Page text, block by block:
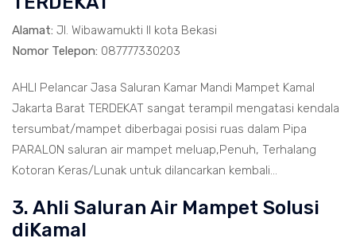
Alamat: Jl. Wibawamukti II kota Bekasi
Nomor Telepon: 087777330203
AHLI Pelancar Jasa Saluran Kamar Mandi Mampet Kamal
Jakarta Barat TERDEKAT sangat terampil mengatasi kendala
tersumbat/mampet diberbagai posisi ruas dalam Pipa
PARALON saluran air mampet meluap,Penuh, Terhalang
Kotoran Keras/Lunak untuk dilancarkan kembali...
3. Ahli Saluran Air Mampet Solusi
diKamal